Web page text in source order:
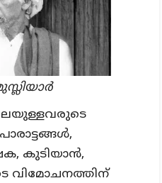
കുടിയാൻ,
വിമോചനത്തിന്